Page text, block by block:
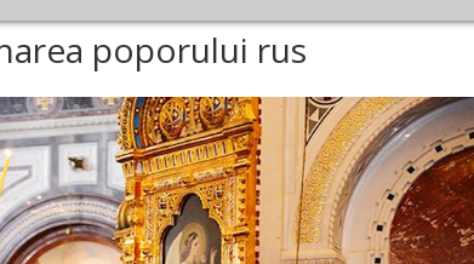
poporului rus
Februarie Martie Aprilie Mai